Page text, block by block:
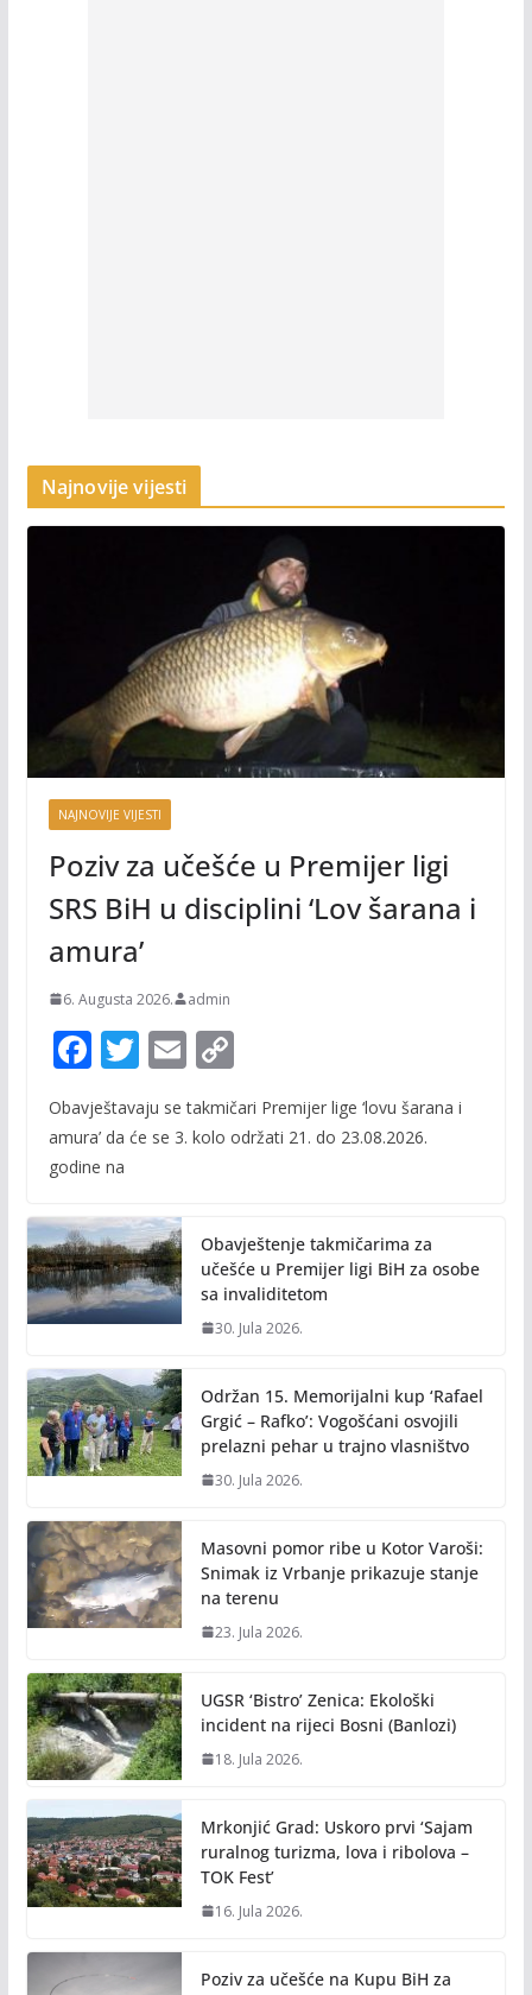
Najnovije vijesti
NAJNOVIJE VIJESTI
Poziv za učešće u Premijer ligi
SRS BiH u disciplini ‘Lov šarana i
amura’
6. Augusta 2026. admin
F
e
b
o
k
T
itt
E
ai
C
p
n
k
Obavještavaju se takmičari Premijer lige ‘lovu šarana i
amura’ da će se 3. kolo održati 21. do 23.08.2026.
godine na
Obavještenje takmičarima za
učešće u Premijer ligi BiH za osobe
sa invaliditetom
30. Jula 2026.
Održan 15. Memorijalni kup ‘Rafael
Grgić – Rafko’: Vogošćani osvojili
prelazni pehar u trajno vlasništvo
30. Jula 2026.
Masovni pomor ribe u Kotor Varoši:
Snimak iz Vrbanje prikazuje stanje
na terenu
23. Jula 2026.
UGSR ‘Bistro’ Zenica: Ekološki
incident na rijeci Bosni (Banlozi)
18. Jula 2026.
Mrkonjić Grad: Uskoro prvi ‘Sajam
ruralnog turizma, lova i ribolova –
TOK Fest’
16. Jula 2026.
Poziv za učešće na Kupu BiH za